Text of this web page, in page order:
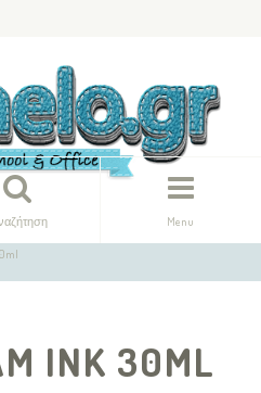
Menu
INK 30ML